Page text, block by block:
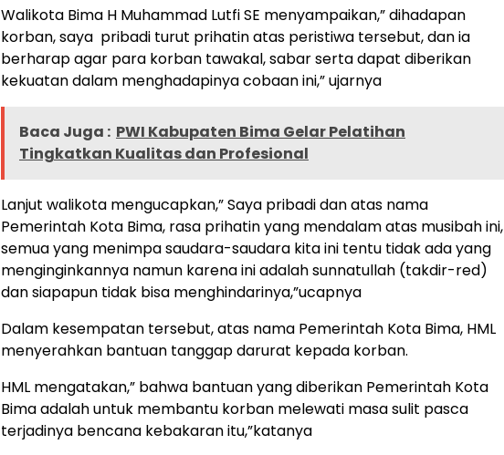
Walikota Bima H Muhammad Lutfi SE menyampaikan,” dihadapan
korban, saya pribadi turut prihatin atas peristiwa tersebut, dan ia
berharap agar para korban tawakal, sabar serta dapat diberikan
kekuatan dalam menghadapinya cobaan ini,” ujarnya
Baca Juga : PWI Kabupaten Bima Gelar Pelatihan
Tingkatkan Kualitas dan Profesional
Lanjut walikota mengucapkan,” Saya pribadi dan atas nama
Pemerintah Kota Bima, rasa prihatin yang mendalam atas musibah ini,
semua yang menimpa saudara-saudara kita ini tentu tidak ada yang
menginginkannya namun karena ini adalah sunnatullah (takdir-red)
dan siapapun tidak bisa menghindarinya,”ucapnya
Dalam kesempatan tersebut, atas nama Pemerintah Kota Bima, HML
menyerahkan bantuan tanggap darurat kepada korban.
HML mengatakan,” bahwa bantuan yang diberikan Pemerintah Kota
Bima adalah untuk membantu korban melewati masa sulit pasca
terjadinya bencana kebakaran itu,”katanya